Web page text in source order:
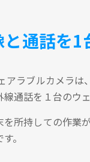
と通話を1
アラブルカメラは
線通話を１台のウ
を所持しての作業
。